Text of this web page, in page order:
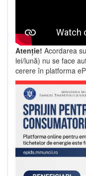
Atenție! Acordarea
lei/lună) nu se face
cerere în platforma